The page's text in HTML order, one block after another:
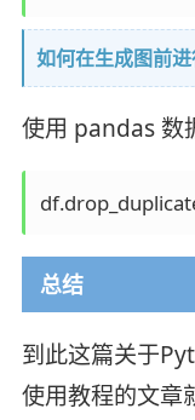
如何在生成图前进
使用 pandas 数
总结
到此这篇关于
使用教程的文章